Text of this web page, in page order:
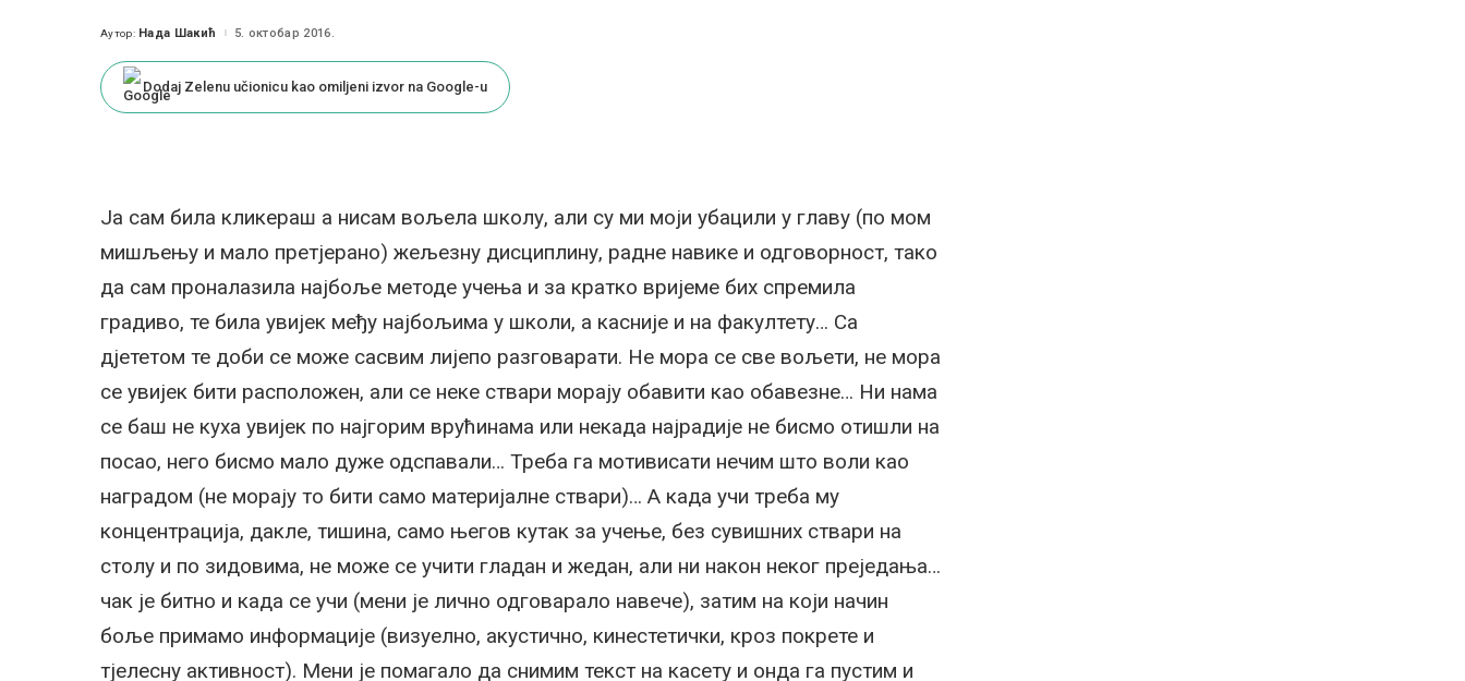
Posted
Аутор: Нада Шакић 5. октобар 2016.
Dodaj Zelenu učionicu kao omiljeni izvor na Google-u
Ја сам била кликераш а нисам вољела школу, али су ми моји убацили у главу (по мом
мишљењу и мало претјерано) жељезну дисциплину, радне навике и одговорност, тако
да сам проналазила најбоље методе учења и за кратко вријеме бих спремила
градиво, те била увијек међу најбољима у школи, а касније и на факултету… Са
дјететом те доби се може сасвим лијепо разговарати. Не мора се све вољети, не мора
се увијек бити расположен, али се неке ствари морају обавити као обавезне… Ни нама
се баш не куха увијек по најгорим врућинама или некада најрадије не бисмо отишли на
посао, него бисмо мало дуже одспавали… Треба га мотивисати нечим што воли као
наградом (не морају то бити само материјалне ствари)… А када учи треба му
концентрација, дакле, тишина, само његов кутак за учење, без сувишних ствари на
столу и по зидовима, не може се учити гладан и жедан, али ни након неког преједања…
чак је битно и када се учи (мени је лично одговарало навече), затим на који начин
боље примамо информације (визуелно, акустично, кинестетички, кроз покрете и
тјелесну активност). Мени је помагало да снимим текст на касету и онда га пустим и